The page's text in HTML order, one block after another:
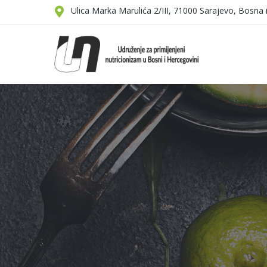
Ulica Marka Marulića 2/III, 71000 Sarajevo, Bosna